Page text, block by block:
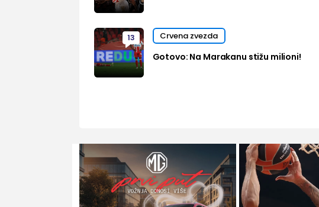
13 Crvena zvezda
Gotovo: Na Marakanu stižu milioni!